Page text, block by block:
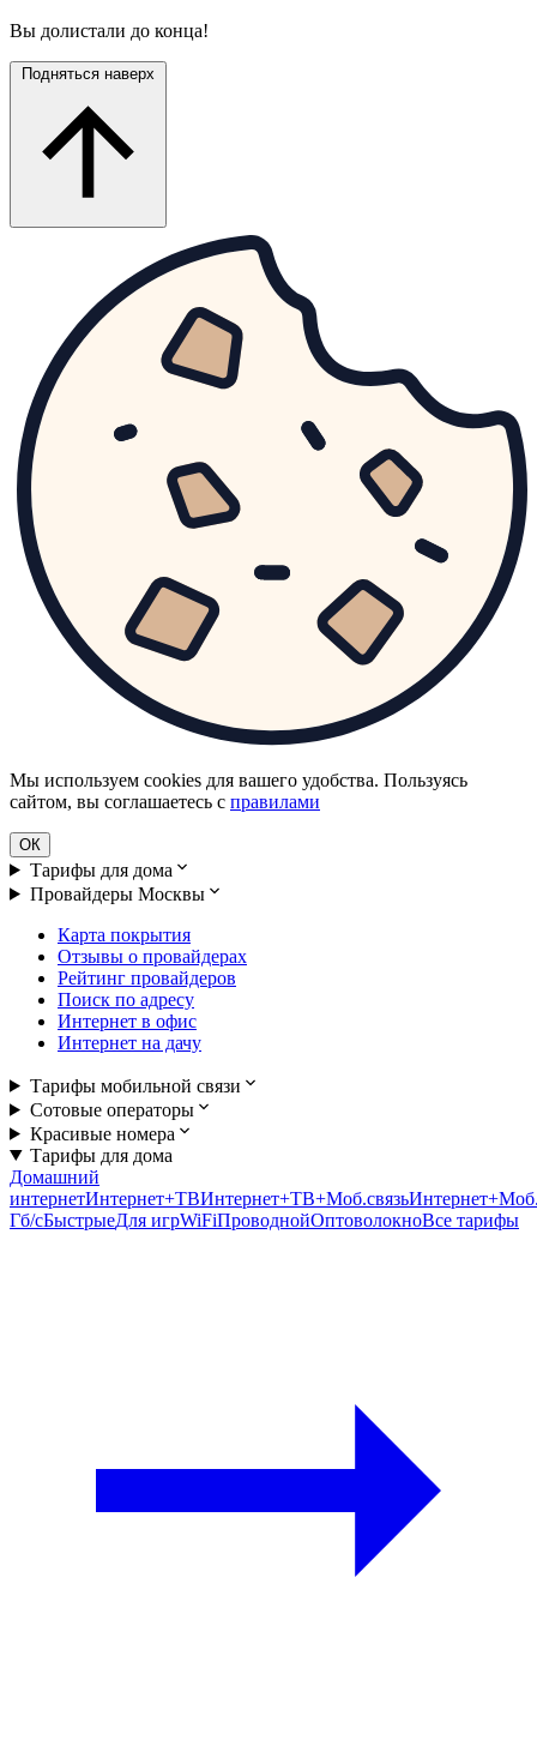
Вы долистали до конца!
Мы используем cookies для вашего удобства. Пользуясь
сайтом, вы соглашаетесь с правилами
ОК
Тарифы для дома
Провайдеры Москвы
Карта покрытия
Отзывы о провайдерах
Рейтинг провайдеров
Поиск по адресу
Интернет в офис
Интернет на дачу
Тарифы мобильной связи
Сотовые операторы
Красивые номера
Тарифы для дома
Домашний
интернетИнтернет+ТВИнтернет+ТВ+Моб.связь
Гб/cБыстрыеДля игрWiFiПроводнойОптоволокноВсе тарифы